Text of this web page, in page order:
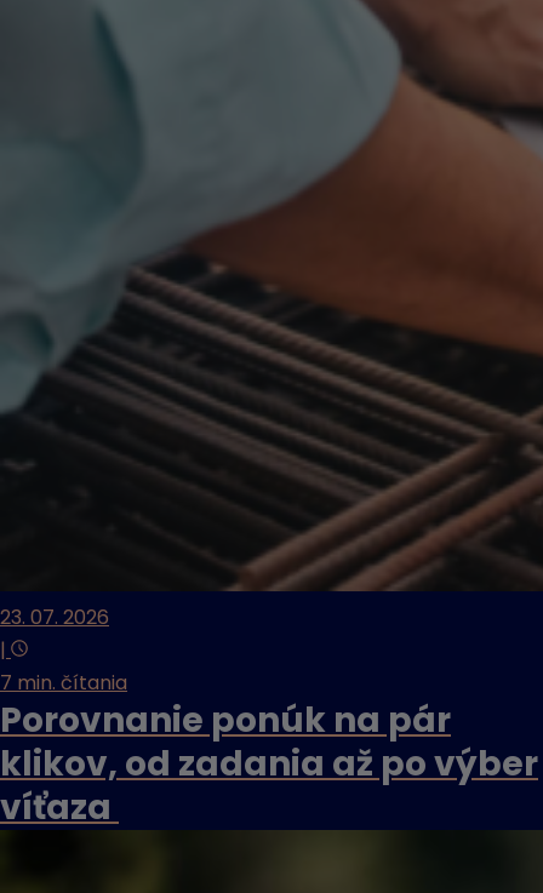
23. 07. 2026
|
7 min. čítania
Porovnanie ponúk na pár
klikov, od zadania až po výber
víťaza